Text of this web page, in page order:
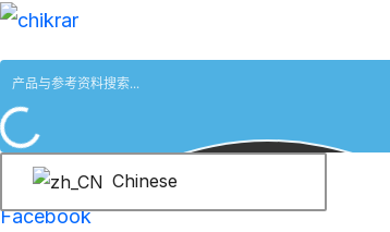
跳
内
容
Chinese
Facebook